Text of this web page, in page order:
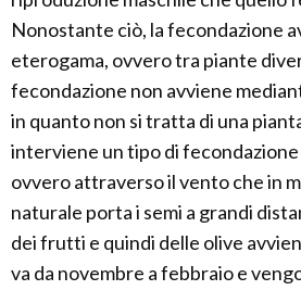
Nonostante ciò, la fecondazione
eterogama, ovvero tra piante
fecondazione non avviene
in quanto non si tratta di una
interviene un tipo di
ovvero attraverso il vento che in
naturale porta i semi a grandi
dei frutti e quindi delle olive
va da novembre a febbraio e